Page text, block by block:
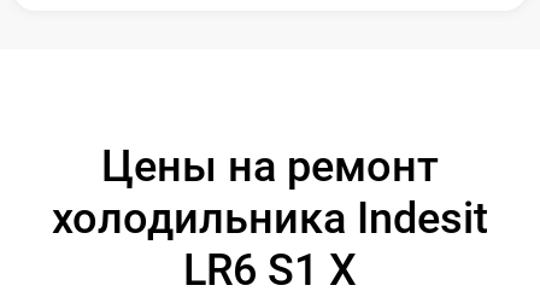
Цены на ремонт
холодильника Indesit
LR6 S1 X